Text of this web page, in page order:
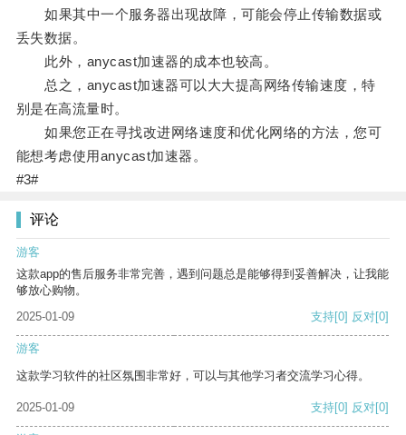
如果其中一个服务器出现故障，可能会停止传输数据或
丢失数据。
此外，anycast加速器的成本也较高。
总之，anycast加速器可以大大提高网络传输速度，特
别是在高流量时。
如果您正在寻找改进网络速度和优化网络的方法，您可
能想考虑使用anycast加速器。
#3#
评论
游客
这款app的售后服务非常完善，遇到问题总是能够得到妥善解决，让我能
够放心购物。
2025-01-09
支持[0] 反对[0]
游客
这款学习软件的社区氛围非常好，可以与其他学习者交流学习心得。
2025-01-09 支持[0] 反对[0]